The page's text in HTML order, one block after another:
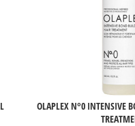
OLAPLEX N°0 INTENSIVE